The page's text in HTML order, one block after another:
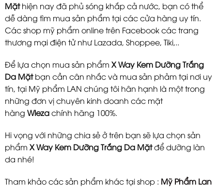
Mặthiện nay đã phủ sóng khắp cả nước, bạn có thể
dễ dàng tìm mua sản phẩm tại các cửa hàng uy tín.
Các shop mỹ phẩm online trên Facebook các trang
thương mại điện tử như Lazada, Shoppee, Tiki,..
Để lựa chọn mua sản phẩm X Way Kem Dưỡng Trắng
Da Mặtbạn cần cân nhắc và mua sản phảm tại nơi uy
tín, tại Mỹ phẩm LAN chúng tôi hân hạnh là một trong
những đơn vị chuyên kinh doanh các mặt
hàng Wlezachính hãng 100%.
Hi vọng với những chia sẻ ở trên bạn sẽ lựa chọn sản
phẩm X Way Kem Dưỡng Trắng Da Mặtđể dưỡng làn
da nhé!
Tham khảo các sản phẩm khác tại shop : Mỹ Phẩm Lan